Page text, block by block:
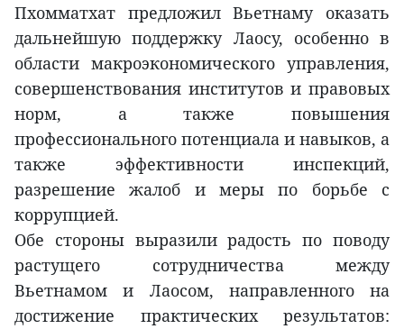
Пхомматхат предложил Вьетнаму оказать
дальнейшую поддержку Лаосу, особенно в
области макроэкономического управления,
совершенствования институтов и правовых
норм, а также повышения
профессионального потенциала и навыков, а
также эффективности инспекций,
разрешение жалоб и меры по борьбе с
коррупцией.
Обе стороны выразили радость по поводу
растущего сотрудничества между
Вьетнамом и Лаосом, направленного на
достижение практических результатов: